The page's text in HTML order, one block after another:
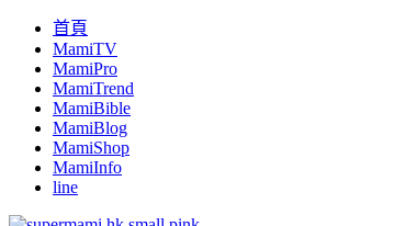
首頁
MamiTV
MamiPro
MamiTrend
MamiBible
MamiBlog
MamiShop
MamiInfo
line